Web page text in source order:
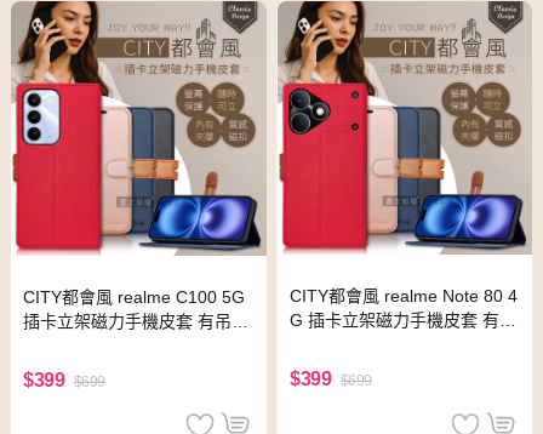
CITY都會風 realme C100 5G
插卡立架磁力手機皮套 有吊飾
$399 $699
CITY都會風 realme Note 80 4
G 插卡立架磁力手機皮套 有吊
$399 $699